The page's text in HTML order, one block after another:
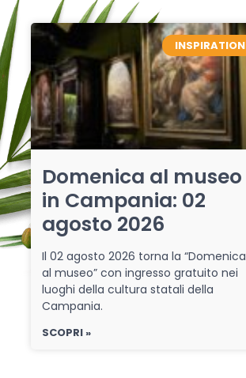
INSPIRATION
Domenica al museo
in Campania: 02
agosto 2026
Il 02 agosto 2026 torna la “Domenica
al museo” con ingresso gratuito nei
luoghi della cultura statali della
Campania.
SCOPRI »